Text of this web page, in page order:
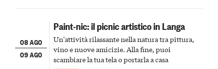
08 AGO
09 AGO
Paint-nic: il picnic artistico in Langa
Un'attività rilassante nella natura tra pittura,
vino e nuove amicizie. Alla fine, puoi
scambiare la tua tela o portarla a casa